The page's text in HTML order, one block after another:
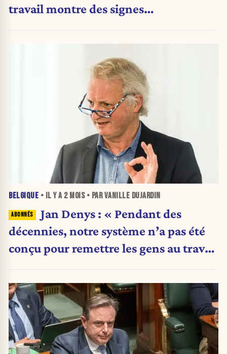
travail montre des signes
BELGIQUE • IL Y A 2 MOIS• PAR VANILLE DUJARDIN
Jan Denys : « Pendant des
décennies, notre système n’a pas été
conçu pour remettre les gens au travail